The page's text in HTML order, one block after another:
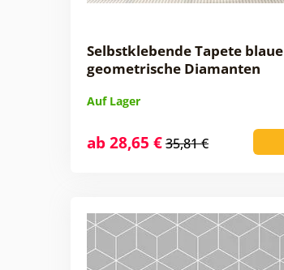
Selbstklebende Tapete blaue
geometrische Diamanten
Auf Lager
ab 28,65 €35,81 €